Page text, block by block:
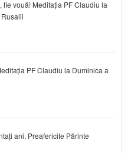
fie vouă! Meditația PF Claudiu la
PF Claudiu la Duminica a
ani, Preafericite Părinte